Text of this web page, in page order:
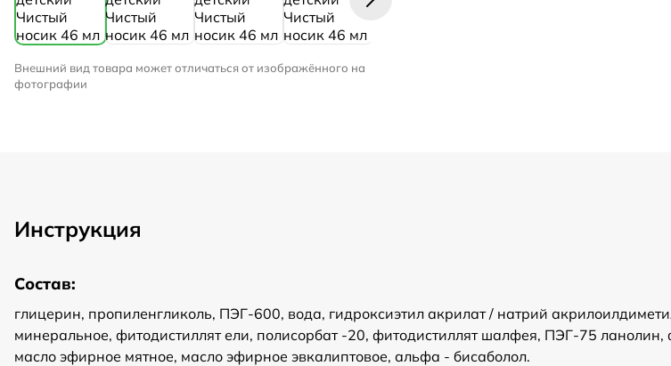
Внешний вид товара может отличаться от изображённого на
фотографии
Инструкция
Состав:
глицерин, пропиленгликоль, ПЭГ-600, вода, гидроксиэтил акрилат / натрий
минеральное, фитодистиллят ели, полисорбат -20, фитодистиллят шалфея, ПЭГ-75
масло эфирное мятное, масло эфирное эвкалиптовое, альфа - бисаболол.